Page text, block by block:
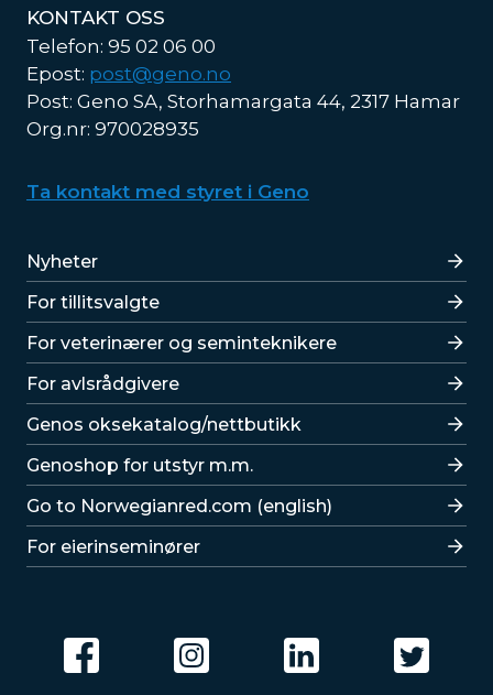
KONTAKT OSS
Telefon: 95 02 06 00
Epost: post@geno.no
Post: Geno SA, Storhamargata 44, 2317 Hamar
Org.nr: 970028935
Ta kontakt med styret i Geno
Lenker
Nyheter
For tillitsvalgte
For veterinærer og seminteknikere
For avlsrådgivere
Lenker
Genos oksekatalog/nettbutikk
Genoshop for utstyr m.m.
Go to Norwegianred.com (english)
For eierinseminører